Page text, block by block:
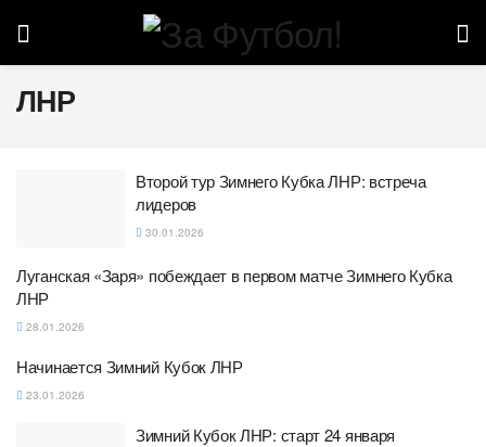
ЛНР
Второй тур Зимнего Кубка ЛНР: встреча
лидеров
30.01.2026
Луганская «Заря» побеждает в первом матче Зимнего Кубка
ЛНР
28.01.2026
Начинается Зимний Кубок ЛНР
23.01.2026
Зимний Кубок ЛНР: старт 24 января